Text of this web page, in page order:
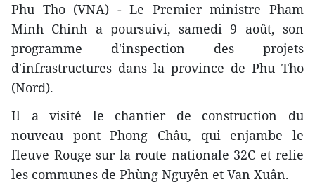
Phu Tho (VNA) - Le Premier ministre Pham
Minh Chinh a poursuivi, samedi 9 août, son
programme d'inspection des projets
d'infrastructures dans la province de Phu Tho
(Nord).
Il a visité le chantier de construction du
nouveau pont Phong Châu, qui enjambe le
fleuve Rouge sur la route nationale 32C et relie
les communes de Phùng Nguyên et Van Xuân.